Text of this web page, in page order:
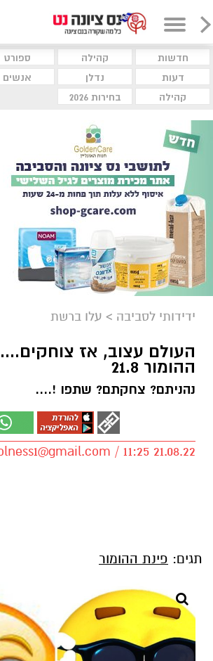
חדשות קהילה ספורט
דעות
נדלן אנשים
קהילה
בחירות 2026
ידידותי לסביבה > עלו ברשת
העולם עצוב, אז
ההומור 21.8
נהניתם? צחקתם? שתפו !....
/ 11:25 21.08.22
תגים: פינת ההומור